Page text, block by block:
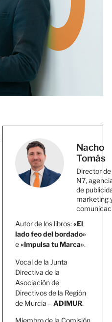
Nacho
Tomás
Director de
N7,
de
marketing
Autor de los libros:«El
lado feo del bordado»
e«Impulsa tu Marca».
Vocal de la Junta
Directiva de la
Asociación de
Directivos de la Región
de Murcia – ADIMUR.
Miembro de la Comisión